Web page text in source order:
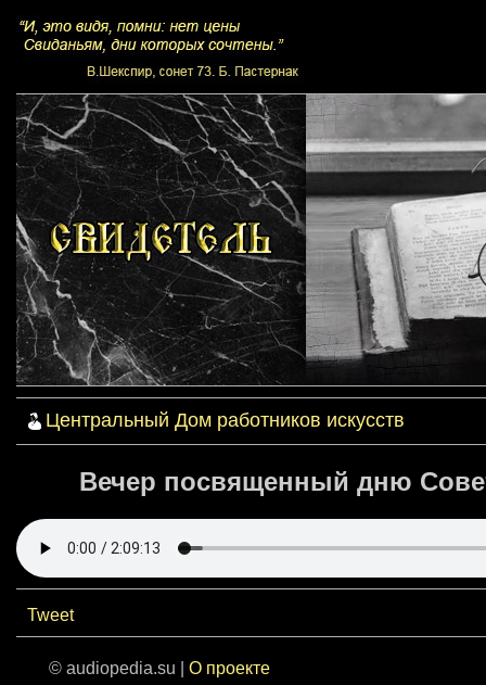
Центральный Дом работников искусств
Вечер посвященный дню
Tweet
© audiopedia.su | О проекте